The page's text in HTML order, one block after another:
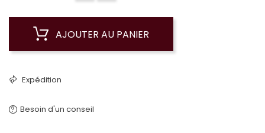
AJOUTER AU PANIER
Expédition
Besoin d'un conseil